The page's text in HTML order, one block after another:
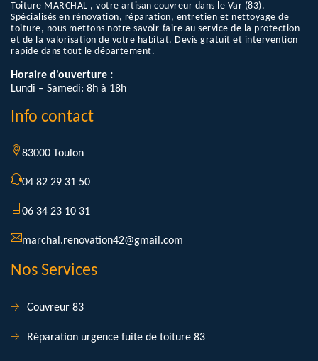
Toiture MARCHAL , votre artisan couvreur dans le Var (83).
Spécialisés en rénovation, réparation, entretien et nettoyage de
toiture, nous mettons notre savoir-faire au service de la protection
et de la valorisation de votre habitat. Devis gratuit et intervention
rapide dans tout le département.
Horaire d'ouverture :
Lundi – Samedi: 8h à 18h
Info contact
83000 Toulon
04 82 29 31 50
06 34 23 10 31
marchal.renovation42@gmail.com
Nos Services
Couvreur 83
Réparation urgence fuite de toiture 83